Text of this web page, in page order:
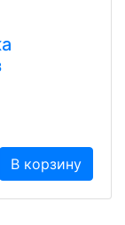
В корзину